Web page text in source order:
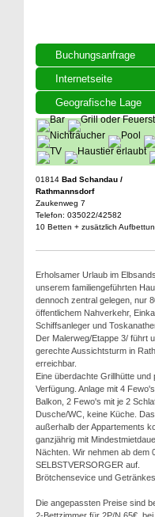
Buchungsanfrage
Internetseite
Geografische Lage
01814 Bad Schandau /
Rathmannsdorf
Zaukenweg 7
Telefon: 035022/42582
10 Betten + zusätzlich
Erholsamer Urlaub im
unserem familiengeführten
dennoch zentral gelegen, nur
öffentlichem Nahverkehr,
Schiffsanleger und
Der Malerweg/Etappe 3/ führt
gerechte Aussichtsturm in
erreichbar.
Eine überdachte Grillhütte
Verfügung. Anlage mit 4
Balkon, 2 Fewo's mit je 2
Dusche/WC, keine Küche.
außerhalb der Appartements
ganzjährig mit
Nächten. Wir nehmen ab dem
SELBSTVERSORGER auf.
Brötchensevice und
Die angepassten Preise sind